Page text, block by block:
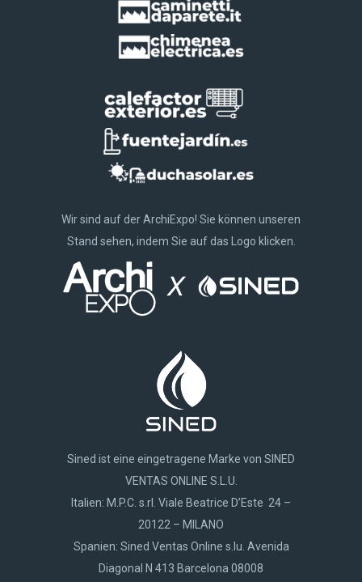
Wir sind auf der ArchiExpo! Sie können unseren
Stand sehen, indem Sie auf das Logo klicken.
Sined ist eine eingetragene Marke von SINED
VENTAS ONLINE S.L.U.
Italien: M.P.C. s.rl. Viale Beatrice D’Este 24 –
20122 – MILANO
Spanien: Sined Ventas Online s.lu. Avenida
Diagonal N 413 Barcelona 08008